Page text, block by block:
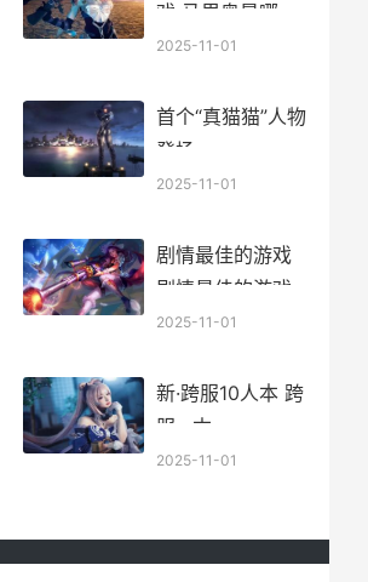
戏 马里奥是哪里
的版权
2025-11-01
首个“真猫猫”人物
登场
2025-11-01
剧情最佳的游戏
剧情最佳的游戏是
什么
2025-11-01
新·跨服10人本 跨
服m本
2025-11-01